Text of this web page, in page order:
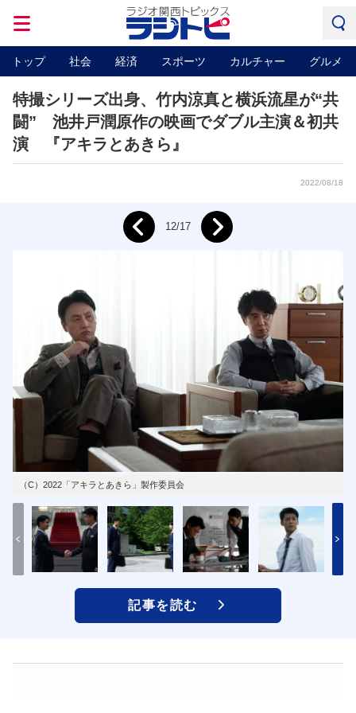
トップ 社会 経済 スポーツ カルチャー グルメ
特撮シリーズ出身、竹内涼真と横浜流星が“共
闘” 池井戸潤原作の映画でダブル主演＆初共
演 『アキラとあきら』
2022/08/18
（C）2022「アキラとあきら」製作委員会
Prev 12/17 Next
記事を読む